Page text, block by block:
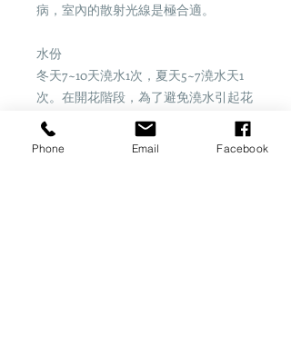
病，室內的散射光線是極合適。
水份
冬天7~10天澆水1次，夏天5~7澆水天1
次。在開花階段，為了避免澆水引起花
瓣上的灰霉病。
Phone Email Facebook